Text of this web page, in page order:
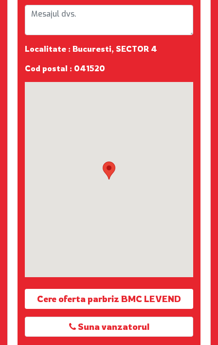
Localitate : Bucuresti, SECTOR 4
Cod postal : 041520
Cere oferta parbriz BMC LEVEND
Suna vanzatorul